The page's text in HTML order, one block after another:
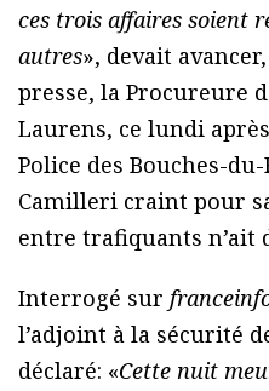
ces trois affaires soient
autres», devait
presse, la Procureure
Laurens, ce lundi
Police des Bouches-
Camilleri craint pour
entre trafiquants n’ait
Interrogé sur
l’adjoint à la sécurité
déclaré: «Cette nuit